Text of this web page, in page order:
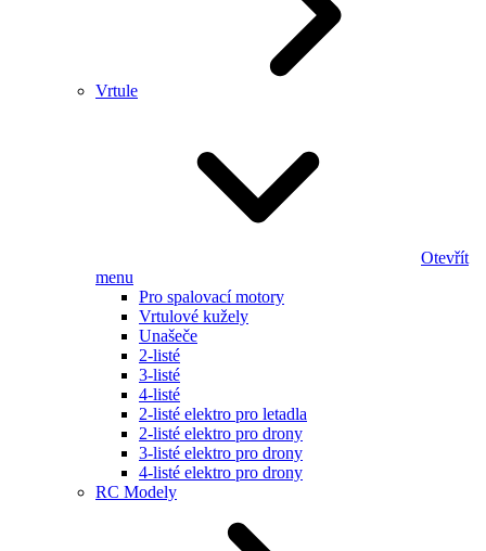
Vrtule
Otevřít
menu
Pro spalovací motory
Vrtulové kužely
Unašeče
2-listé
3-listé
4-listé
2-listé elektro pro letadla
2-listé elektro pro drony
3-listé elektro pro drony
4-listé elektro pro drony
RC Modely